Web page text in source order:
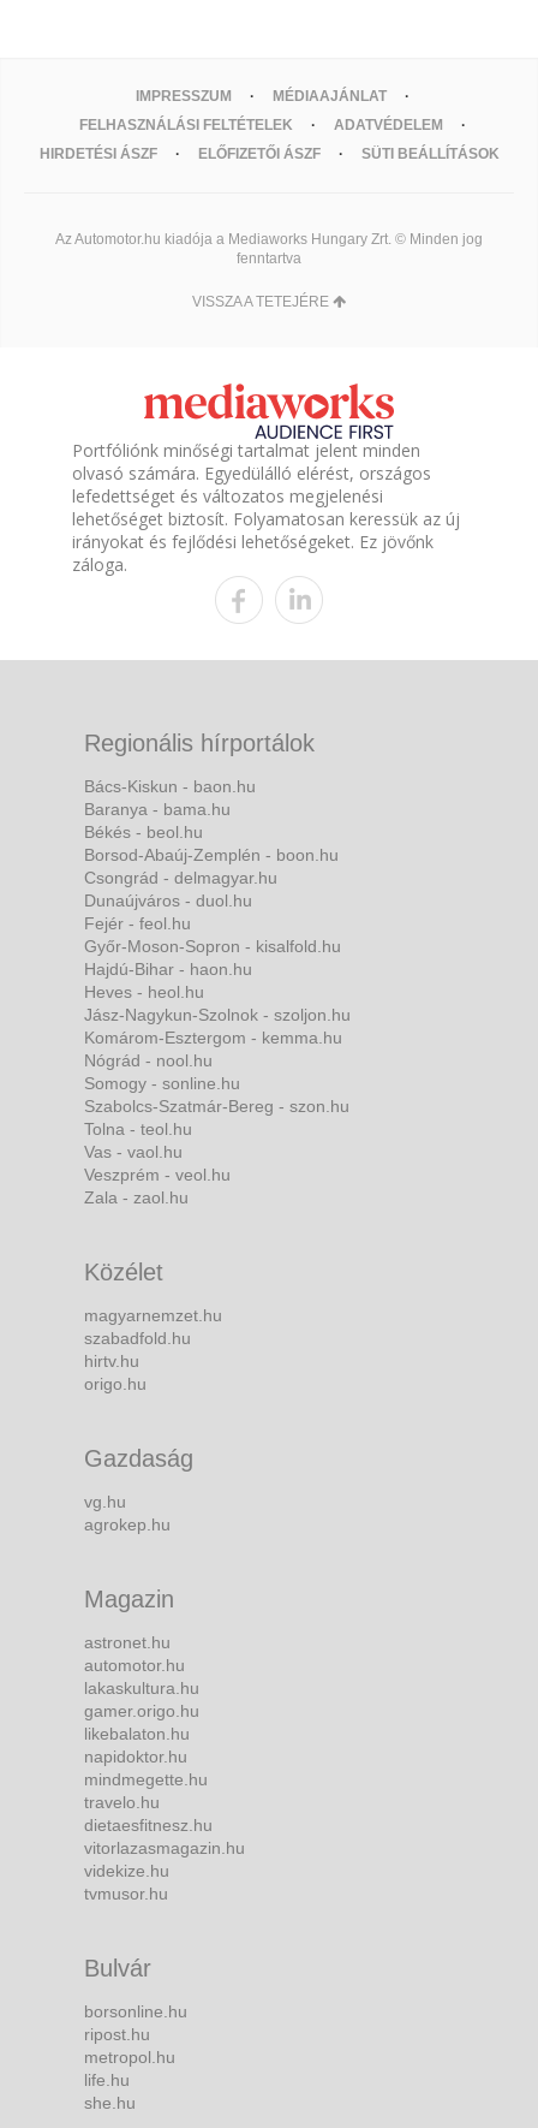
IMPRESSZUM
MÉDIAAJÁNLAT
FELHASZNÁLÁSI FELTÉTELEK
ADATVÉDELEM
HIRDETÉSI ÁSZF
ELŐFIZETŐI ÁSZF SÜTI BEÁLLÍTÁSOK
Az Automotor.hu kiadója a Mediaworks Hungary Zrt. © Minden jog
fenntartva
VISSZA A TETEJÉRE
Portfóliónk minőségi tartalmat jelent minden
olvasó számára. Egyedülálló elérést, országos
lefedettséget és változatos megjelenési
lehetőséget biztosít. Folyamatosan keressük az új
irányokat és fejlődési lehetőségeket. Ez jövőnk
záloga.
Regionális hírportálok
Bács-Kiskun - baon.hu
Baranya - bama.hu
Békés - beol.hu
Borsod-Abaúj-Zemplén - boon.hu
Csongrád - delmagyar.hu
Dunaújváros - duol.hu
Fejér - feol.hu
Győr-Moson-Sopron - kisalfold.hu
Hajdú-Bihar - haon.hu
Heves - heol.hu
Jász-Nagykun-Szolnok - szoljon.hu
Komárom-Esztergom - kemma.hu
Nógrád - nool.hu
Somogy - sonline.hu
Szabolcs-Szatmár-Bereg - szon.hu
Tolna - teol.hu
Vas - vaol.hu
Veszprém - veol.hu
Zala - zaol.hu
Közélet
magyarnemzet.hu
szabadfold.hu
hirtv.hu
origo.hu
Gazdaság
vg.hu
agrokep.hu
Magazin
astronet.hu
automotor.hu
lakaskultura.hu
gamer.origo.hu
likebalaton.hu
napidoktor.hu
mindmegette.hu
travelo.hu
dietaesfitnesz.hu
vitorlazasmagazin.hu
videkize.hu
tvmusor.hu
Bulvár
borsonline.hu
ripost.hu
metropol.hu
life.hu
she.hu